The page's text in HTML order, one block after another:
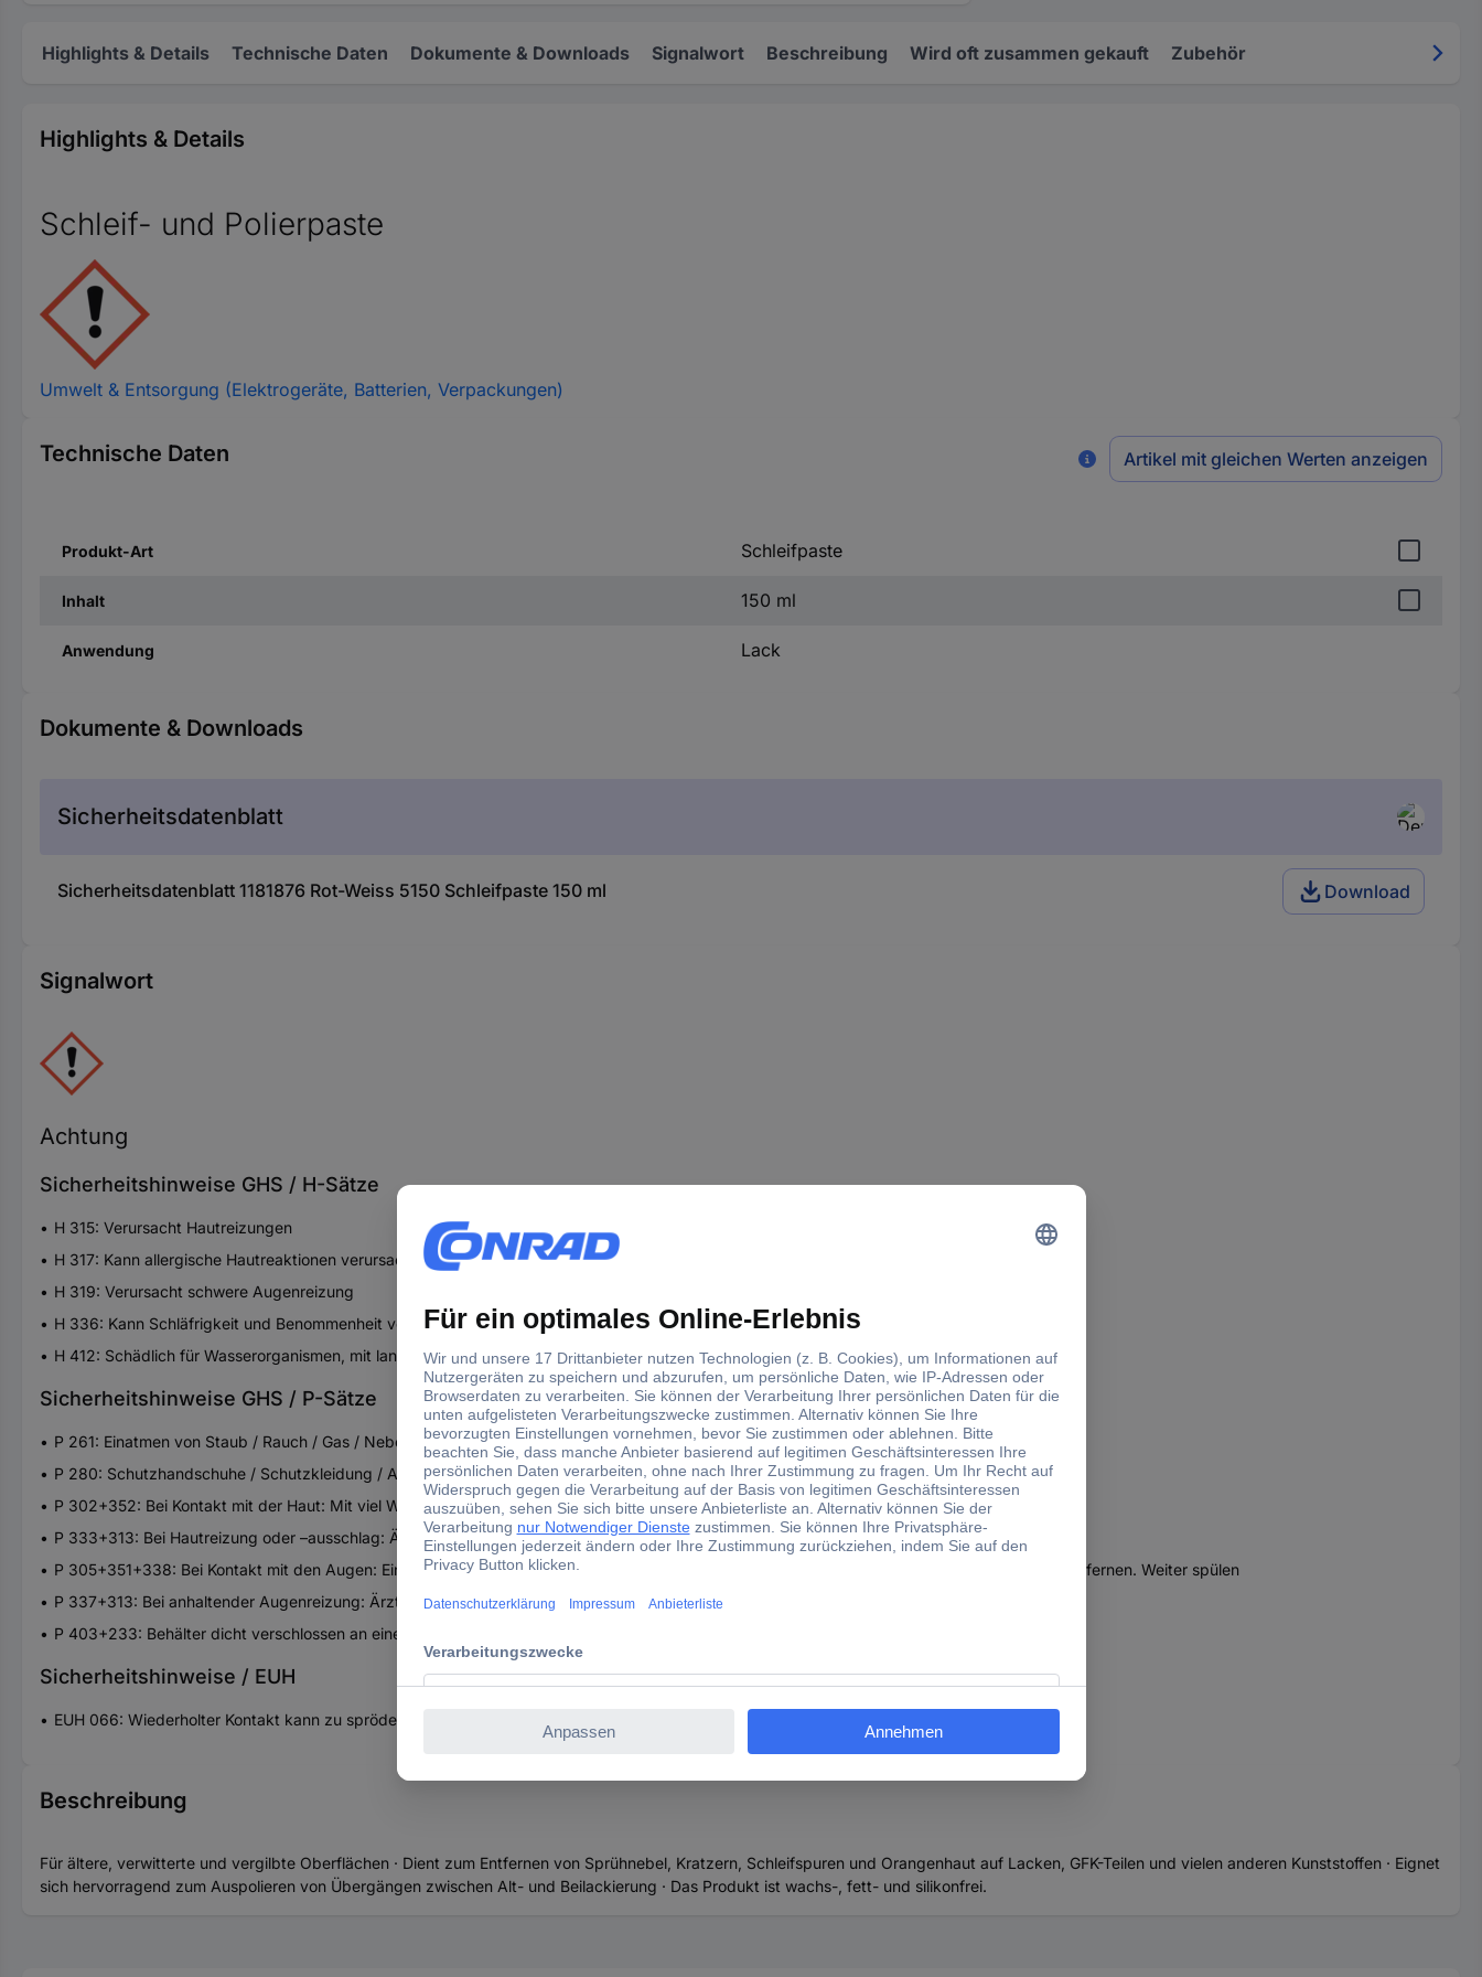
Highlights & Details Technische Daten Dokumente & Downloads Signalwort Beschreibung Wird oft zusammen gekauft Zubehör
Highlights & Details
Schleif- und Polierpaste
Umwelt & Entsorgung (Elektrogeräte, Batterien, Verpackungen)
Technische Daten Artikel mit gleichen Werten anzeigen
Produkt-Art Schleifpaste
Inhalt 150 ml
Anwendung Lack
Dokumente & Downloads
Sicherheitsdatenblatt
Sicherheitsdatenblatt 1181876 Rot-Weiss 5150 Schleifpaste 150 ml Download
Signalwort
Achtung
Sicherheitshinweise GHS / H-Sätze
H 315: Verursacht Hautreizungen
H 317: Kann allergische Hautreaktionen verursachen
H 319: Verursacht schwere Augenreizung
H 336: Kann Schläfrigkeit und Benommenheit verursachen
H 412: Schädlich für Wasserorganismen, mit langfristiger Wirkung
Sicherheitshinweise GHS / P-Sätze
P 261: Einatmen von Staub / Rauch / Gas / Nebel / Dampf / Aerosol vermeiden.
P 280: Schutzhandschuhe / Schutzkleidung / Augenschutz / Gesichtsschutz tragen.
P 302+352: Bei Kontakt mit der Haut: Mit viel Wasser und Seife waschen
P 333+313: Bei Hautreizung oder –ausschlag: Ärztlichen Rat einholen / ärztliche Hilfe hinzuziehen.
P 305+351+338: Bei Kontakt mit den Augen: Einige Minuten lang behutsam mit Wasser spülen. Vorhandene Kontaktlinsen nach Möglichkeit entfernen. Weiter spülen
P 337+313: Bei anhaltender Augenreizung: Ärztlichen Rat einholen / ärztliche Hilfe hinzuziehen.
P 403+233: Behälter dicht verschlossen an einem gut belüfteten Ort aufbewahren.
Sicherheitshinweise / EUH
EUH 066: Wiederholter Kontakt kann zu spröder oder rissiger Haut führen
Beschreibung
Für ältere, verwitterte und vergilbte Oberflächen · Dient zum Entfernen von Sprühnebel, Kratzern, Schleifspuren und Orangenhaut auf Lacken, GFK-Teilen und vielen anderen Kunststoffen · Eignet
sich hervorragend zum Auspolieren von Übergängen zwischen Alt- und Beilackierung · Das Produkt ist wachs-, fett- und silikonfrei.